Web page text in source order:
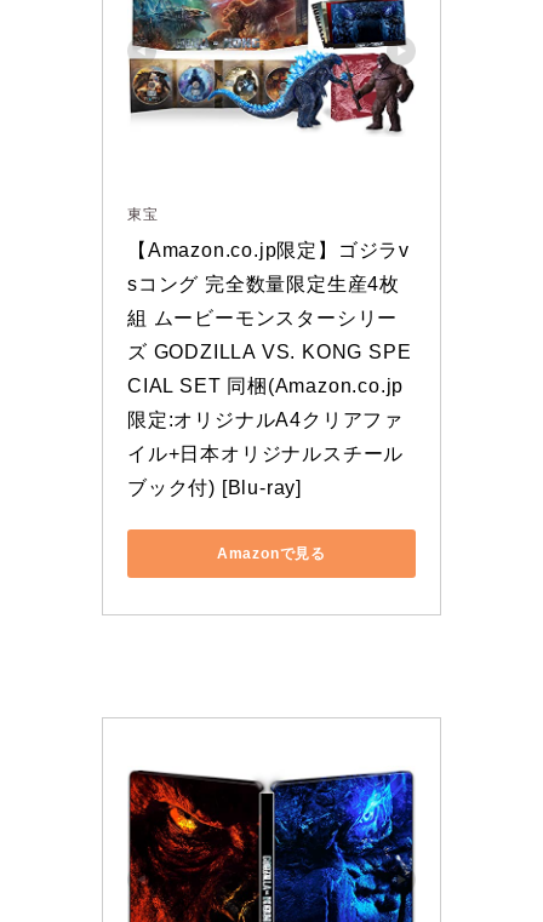
東宝
【Amazon.co.jp限定】ゴジラv
sコング 完全数量限定生産4枚
組 ムービーモンスターシリー
ズ GODZILLA VS. KONG SPE
CIAL SET 同梱(Amazon.co.jp
限定:オリジナルA4クリアファ
イル+日本オリジナルスチール
ブック付) [Blu-ray]
Amazonで見る